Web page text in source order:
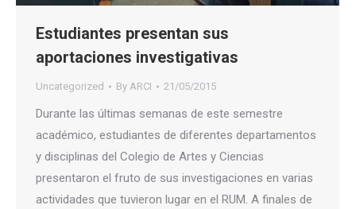
Estudiantes presentan sus
aportaciones investigativas
Uncategorized By ARCI 21/05/2015
Durante las últimas semanas de este semestre
académico, estudiantes de diferentes departamentos
y disciplinas del Colegio de Artes y Ciencias
presentaron el fruto de sus investigaciones en varias
actividades que tuvieron lugar en el RUM. A finales de